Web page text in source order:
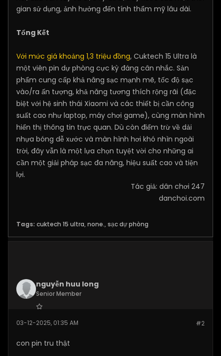
gian sử dụng, ảnh hưởng đến tính thẩm mỹ lâu dài.
Tổng Kết
Với mức giá khoảng 1,3 triệu đồng, Cuktech 15 Ultra là
một viên pin dự phòng cực kỳ đáng cân nhắc. Sản
phẩm cung cấp khả năng sạc mạnh mẽ, tốc độ sạc
vào/ra ấn tượng, khả năng tương thích rộng rãi (đặc
biệt với hệ sinh thái Xiaomi và các thiết bị cần công
suất cao như laptop, máy chơi game), cùng màn hình
hiển thị thông tin trực quan. Dù còn điểm trừ về dải
nhựa bóng dễ xước và màn hình hơi khó nhìn ngoài
trời, đây vẫn là một lựa chọn tuyệt vời cho những ai
cần một giải pháp sạc đa năng, hiệu suất cao và tiện
lợi.
​Tác giả: dân chơi 247
danchoi.com
Tags: cuktech 15 ultra, none., sạc dự phòng
nguyễn huu long
Senior Member
Posts:109 #2
03-12-2025, 01:35 AM
con pin tru thật